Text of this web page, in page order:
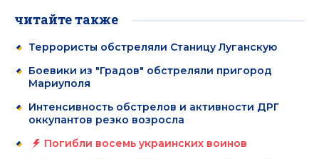
читайте также
Террористы обстреляли Станицу Луганскую
Боевики из "Градов" обстреляли пригород
Мариуполя
Интенсивность обстрелов и активности ДРГ
оккупантов резко возросла
Погибли восемь украинских воинов